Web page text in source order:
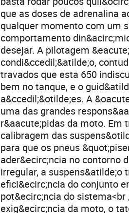
que as doses de adrenalina
qualquer momento com um
comportamento
desejar. A pilotagem
condi&ccedil;&atilde;o,
travados que esta 650
bem no tanque, e o
a&ccedil;&otilde;es. A
uma das grandes
r&aacute;pidas da moto. Em
calibragem das
para que os pneus
ader&ecirc;ncia no contorno
irregular, a suspens&atilde;o
efici&ecirc;ncia do conjunto
pot&ecirc;ncia do
exig&ecirc;ncia da moto, o